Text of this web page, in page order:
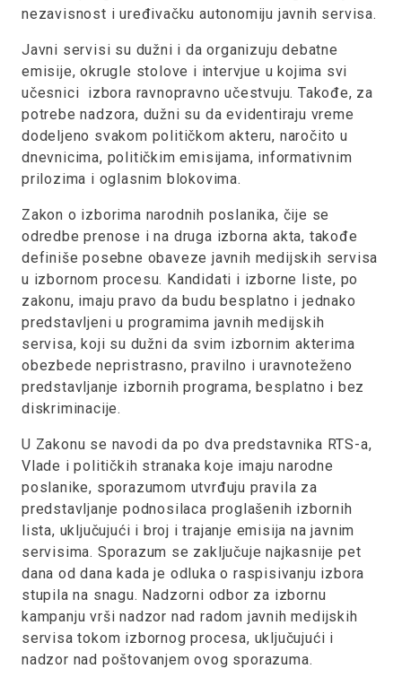
nezavisnost i uređivačku autonomiju javnih servisa.
Javni servisi su dužni i da organizuju debatne
emisije, okrugle stolove i intervjue u kojima svi
učesnici izbora ravnopravno učestvuju. Takođe, za
potrebe nadzora, dužni su da evidentiraju vreme
dodeljeno svakom političkom akteru, naročito u
dnevnicima, političkim emisijama, informativnim
prilozima i oglasnim blokovima.
Zakon o izborima narodnih poslanika, čije se
odredbe prenose i na druga izborna akta, takođe
definiše posebne obaveze javnih medijskih servisa
u izbornom procesu. Kandidati i izborne liste, po
zakonu, imaju pravo da budu besplatno i jednako
predstavljeni u programima javnih medijskih
servisa, koji su dužni da svim izbornim akterima
obezbede nepristrasno, pravilno i uravnoteženo
predstavljanje izbornih programa, besplatno i bez
diskriminacije.
U Zakonu se navodi da po dva predstavnika RTS-a,
Vlade i političkih stranaka koje imaju narodne
poslanike, sporazumom utvrđuju pravila za
predstavljanje podnosilaca proglašenih izbornih
lista, uključujući i broj i trajanje emisija na javnim
servisima. Sporazum se zaključuje najkasnije pet
dana od dana kada je odluka o raspisivanju izbora
stupila na snagu. Nadzorni odbor za izbornu
kampanju vrši nadzor nad radom javnih medijskih
servisa tokom izbornog procesa, uključujući i
nadzor nad poštovanjem ovog sporazuma.